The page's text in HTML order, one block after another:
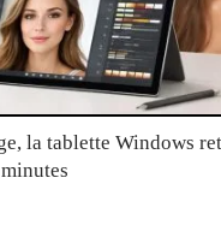
la tablette Windows